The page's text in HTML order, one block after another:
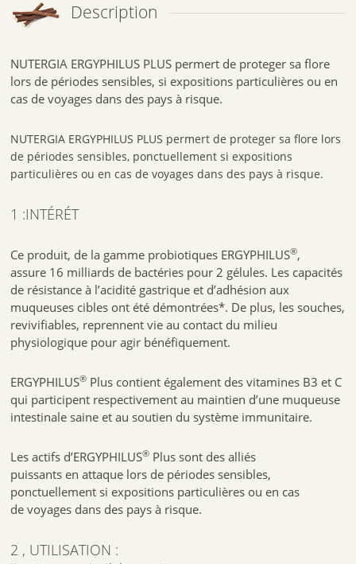
Description
NUTERGIA ERGYPHILUS PLUS permert de proteger sa flore
lors de périodes sensibles, si expositions particulières ou en
cas de voyages dans des pays à risque.
NUTERGIA ERGYPHILUS PLUS permert de proteger sa flore lors
de périodes sensibles, ponctuellement siexpositions
particulières ou en cas devoyages dans des pays à risque.
1 :INTÉRÉT
Ce produit, de la gamme probiotiques ERGYPHILUS®,
assure 16 milliards de bactéries pour 2 gélules. Les capacités
de résistance à l’acidité gastrique et d’adhésion aux
muqueuses cibles ont été démontrées*. De plus, les souches,
revivifiables, reprennent vie au contact du milieu
physiologique pour agir bénéfiquement.
ERGYPHILUS® Plus contient également des vitamines B3 et C
qui participent respectivement au maintien d’une muqueuse
intestinale saine et au soutien du système immunitaire.
Les actifs d’ERGYPHILUS® Plus sont des alliés
puissants en attaque lors de périodes sensibles,
ponctuellement si expositions particulières ou en cas
de voyages dans des pays à risque.
2 , UTILISATION :